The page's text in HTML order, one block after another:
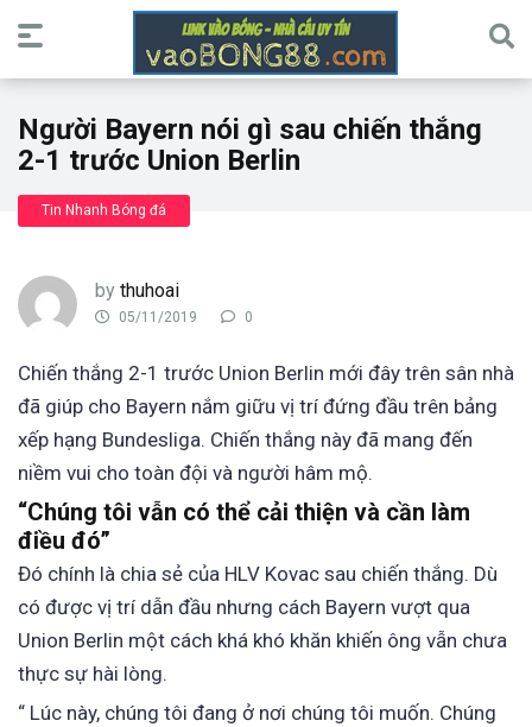
Người Bayern nói gì sau chiến thắng
2-1 trước Union Berlin
Tin Nhanh Bóng đá
by thuhoai
05/11/2019 0
Chiến thắng 2-1 trước Union Berlin mới đây trên sân nhà
đã giúp cho Bayern nắm giữu vị trí đứng đầu trên bảng
xếp hạng Bundesliga. Chiến thắng này đã mang đến
niềm vui cho toàn đội và người hâm mộ.
“Chúng tôi vẫn có thể cải thiện và cần làm
điều đó”
Đó chính là chia sẻ của HLV Kovac sau chiến thắng. Dù
có được vị trí dẫn đầu nhưng cách Bayern vượt qua
Union Berlin một cách khá khó khăn khiến ông vẫn chưa
thực sự hài lòng.
“ Lúc này, chúng tôi đang ở nơi chúng tôi muốn. Chúng